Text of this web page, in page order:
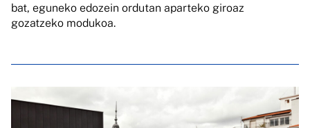
bat, eguneko edozein ordutan aparteko giroaz
gozatzeko modukoa.